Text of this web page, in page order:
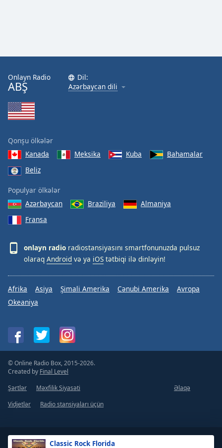
Classic Rock Florida
Onlayn Radio
ABŞ
Dil:
Azərbaycan dili
Qonşu ölkələr
Kanada
Meksika Kuba
Bahamalar
Beliz
Populyar ölkələr
Azərbaycan
Braziliya
Almaniya
Fransa
onlayn radio radiostansiyasını smartfonunuzda pulsuz
olaraq Android və ya iOS tətbiqi ilə dinləyin!
Afrika Asiya Şimali Amerika Cənubi Amerika
Avropa
Okeaniya
© Online Radio Box, 2015-2026.
Created by Final Level
Şərtlər
Məxfilik Siyasəti
Əlaqə
Vidjetlər
Radio stansiyaları üçün